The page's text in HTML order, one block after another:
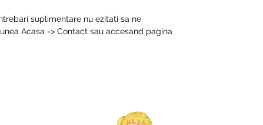
suplimentare nu ezitati sa ne
Acasa -> Contact sau accesand pagina